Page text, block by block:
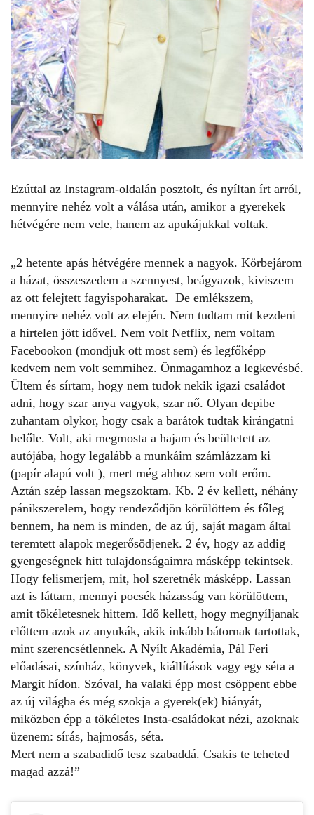
Ezúttal az Instagram-oldalán posztolt, és nyíltan írt arról,
mennyire nehéz volt a válása után, amikor a gyerekek
hétvégére nem vele, hanem az apukájukkal voltak.
„2 hetente apás hétvégére mennek a nagyok. Körbejárom
a házat, összeszedem a szennyest, beágyazok, kiviszem
az ott felejtett fagyispoharakat. De emlékszem,
mennyire nehéz volt az elején. Nem tudtam mit kezdeni
a hirtelen jött idővel. Nem volt Netflix, nem voltam
Facebookon (mondjuk ott most sem) és legfőképp
kedvem nem volt semmihez. Önmagamhoz a legkevésbé.
Ültem és sírtam, hogy nem tudok nekik igazi családot
adni, hogy szar anya vagyok, szar nő. Olyan depibe
zuhantam olykor, hogy csak a barátok tudtak kirángatni
belőle. Volt, aki megmosta a hajam és beültetett az
autójába, hogy legalább a munkáim számlázzam ki
(papír alapú volt ), mert még ahhoz sem volt erőm.
Aztán szép lassan megszoktam. Kb. 2 év kellett, néhány
pánikszerelem, hogy rendeződjön körülöttem és főleg
bennem, ha nem is minden, de az új, saját magam által
teremtett alapok megerősödjenek. 2 év, hogy az addig
gyengeségnek hitt tulajdonságaimra másképp tekintsek.
Hogy felismerjem, mit, hol szeretnék másképp. Lassan
azt is láttam, mennyi pocsék házasság van körülöttem,
amit tökéletesnek hittem. Idő kellett, hogy megnyíljanak
előttem azok az anyukák, akik inkább bátornak tartottak,
mint szerencsétlennek. A Nyílt Akadémia, Pál Feri
előadásai, színház, könyvek, kiállítások vagy egy séta a
Margit hídon. Szóval, ha valaki épp most csöppent ebbe
az új világba és még szokja a gyerek(ek) hiányát,
miközben épp a tökéletes Insta-családokat nézi, azoknak
üzenem: sírás, hajmosás, séta.
Mert nem a szabadidő tesz szabaddá. Csakis te teheted
magad azzá!”